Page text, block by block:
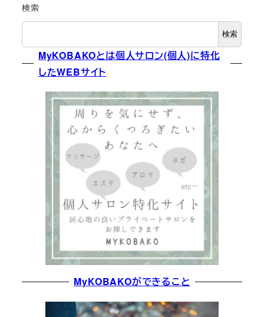
検索
検索
MyKOBAKOとは個人サロン(個人)に特化
したWEBサイト
MyKOBAKOができること